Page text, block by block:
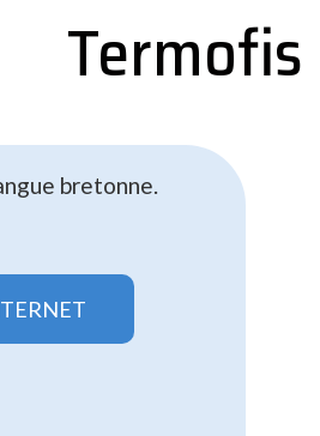
Termofis
bretonne.